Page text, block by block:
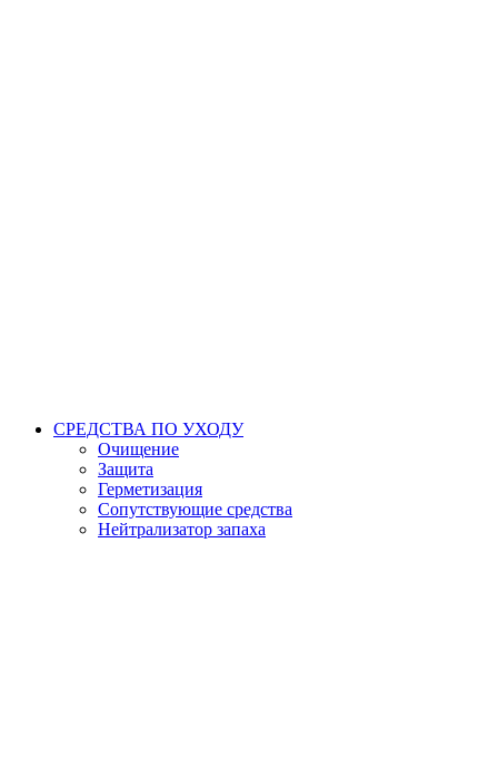
СРЕДСТВА ПО УХОДУ
Очищение
Защита
Герметизация
Сопутствующие средства
Нейтрализатор запаха